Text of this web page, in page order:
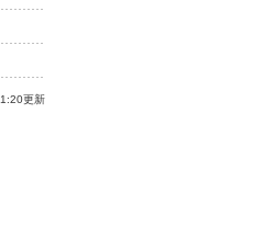
1:20更新